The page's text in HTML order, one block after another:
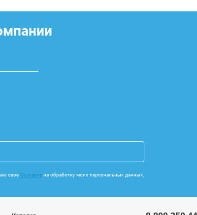
свое Согласие на обработку моих персональных данных.